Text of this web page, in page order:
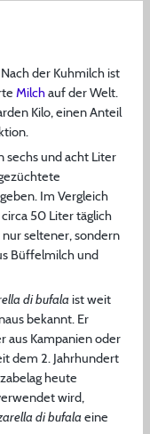
Nach der Kuhmilch ist
Milchauf der Welt.
Kilo, einen Anteil
sechs und acht Liter
Im Vergleich
50 Liter täglich
seltener, sondern
Büffelmilch und
di bufalaist weit
bekannt. Er
aus Kampanien oder
dem 2. Jahrhundert
heute
wird,
di bufalaeine